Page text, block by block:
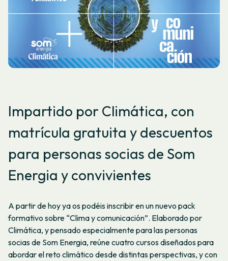
Impartido por Climática, con
matrícula gratuita y descuentos
para personas socias de Som
Energia y convivientes
A partir de hoy ya os podéis inscribir en un nuevo pack
formativo sobre “Clima y comunicación”. Elaborado por
Climática, y pensado especialmente para las personas
socias de Som Energia, reúne cuatro cursos diseñados para
abordar el reto climático desde distintas perspectivas, y con